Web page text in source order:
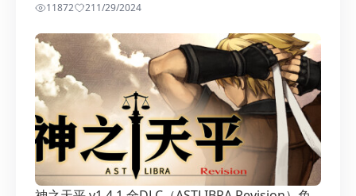
11872
211/29/2024